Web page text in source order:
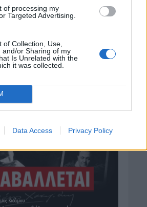
of processing my
Targeted Advertising.
of Collection, Use,
and/or Sharing of my
Is Unrelated with the
it was collected.
Data Access Privacy Policy